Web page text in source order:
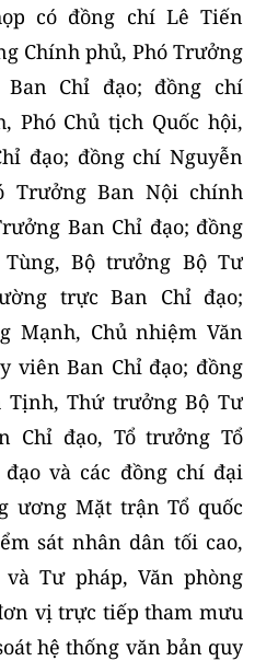
có đồng chí Lê Tiến
Chính phủ, Phó Trưởng
Chỉ đạo; đồng chí
Phó Chủ tịch Quốc hội,
đạo; đồng chí Nguyễn
Trưởng Ban Nội chính
Ban Chỉ đạo; đồng
Bộ trưởng Bộ Tư
trực Ban Chỉ đạo;
Mạnh, Chủ nhiệm Văn
viên Ban Chỉ đạo; đồng
Tịnh, Thứ trưởng Bộ Tư
Chỉ đạo, Tổ trưởng Tổ
và các đồng chí đại
ương Mặt trận Tổ quốc
sát nhân dân tối cao,
Tư pháp, Văn phòng
vị trực tiếp tham mưu
hệ thống văn bản quy